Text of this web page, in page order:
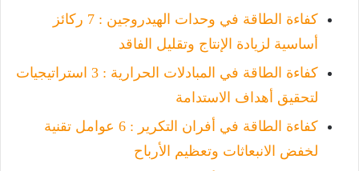
كفاءة الطاقة في وحدات الهيدروجين : 7 ركائز
أساسية لزيادة الإنتاج وتقليل الفاقد
كفاءة الطاقة في المبادلات الحرارية : 3 استراتيجيات
لتحقيق أهداف الاستدامة
كفاءة الطاقة في أفران التكرير : 6 عوامل تقنية
لخفض الانبعاثات وتعظيم الأرباح